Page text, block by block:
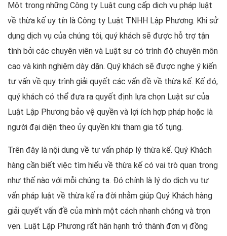
Một trong những Công ty Luật cung cấp dịch vụ pháp luật
về thừa kế uy tín là Công ty Luật TNHH Lập Phương. Khi sử
dụng dịch vụ của chúng tôi, quý khách sẽ được hỗ trợ tận
tình bởi các chuyên viên và Luật sư có trình độ chuyên môn
cao và kinh nghiệm dày dặn. Quý khách sẽ được nghe ý kiến
tư vấn về quy trình giải quyết các vấn đề về thừa kế. Kế đó,
quý khách có thể đưa ra quyết định lựa chọn Luật sư của
Luật Lập Phương bảo vệ quyền và lợi ích hợp pháp hoặc là
người đại diện theo ủy quyền khi tham gia tố tụng.
Trên đây là nội dung về tư vấn pháp lý thừa kế. Quý Khách
hàng cần biết việc tìm hiểu về thừa kế có vai trò quan trọng
như thế nào với mỗi chúng ta. Đó chính là lý do dịch vụ tư
vấn pháp luật về thừa kế ra đời nhằm giúp Quý Khách hàng
giải quyết vấn đề của mình một cách nhanh chóng và trọn
vẹn. Luật Lập Phương rất hân hạnh trở thành đơn vị đồng